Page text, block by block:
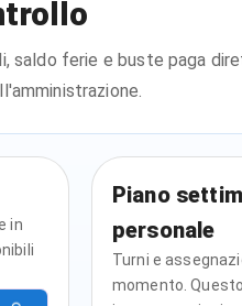
saldo ferie e buste paga
in
Piano
personale
Turni e
momento.